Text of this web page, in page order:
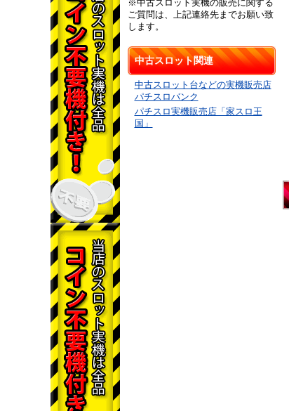
※中古スロット実機の販売に関する
ご質問は、上記連絡先までお願い致
します。
中古スロット関連
中古スロット台などの実機販売店
パチスロバンク
パチスロ実機販売店「家スロ王
国」